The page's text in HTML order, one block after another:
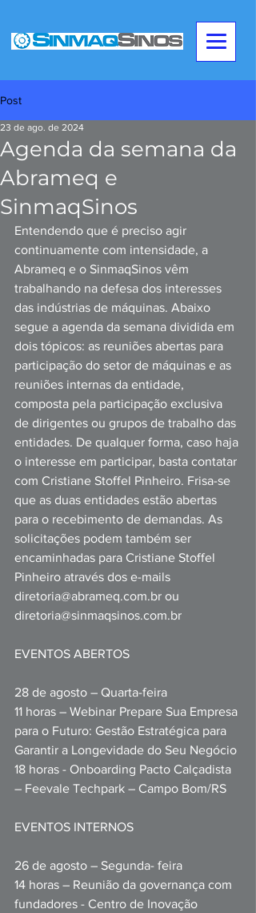
Post
Agenda da semana da
Abrameq e
SinmaqSinos
23 de ago. de 2024
Entendendo que é preciso agir
continuamente com intensidade, a
Abrameq e o SinmaqSinos vêm
trabalhando na defesa dos interesses
das indústrias de máquinas. Abaixo
segue a agenda da semana dividida em
dois tópicos: as reuniões abertas para
participação do setor de máquinas e as
reuniões internas da entidade,
composta pela participação exclusiva
de dirigentes ou grupos de trabalho das
entidades. De qualquer forma, caso haja
o interesse em participar, basta contatar
com Cristiane Stoffel Pinheiro. Frisa-se
que as duas entidades estão abertas
para o recebimento de demandas. As
solicitações podem também ser
encaminhadas para Cristiane Stoffel
Pinheiro através dos e-mails
diretoria@abrameq.com.br ou
diretoria@sinmaqsinos.com.br
EVENTOS ABERTOS
28 de agosto – Quarta-feira
11 horas – Webinar Prepare Sua Empresa
para o Futuro: Gestão Estratégica para
Garantir a Longevidade do Seu Negócio
18 horas - Onboarding Pacto Calçadista
– Feevale Techpark – Campo Bom/RS
EVENTOS INTERNOS
26 de agosto – Segunda- feira
14 horas – Reunião da governança com
fundadores - Centro de Inovação